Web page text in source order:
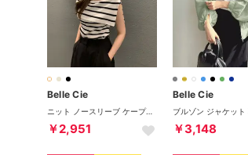
Belle Cie
ニット ノースリーブ ケープカラー トップス きれいめ 上品 春秋 レディース 韓国ファッション セレモニー イベント オフィス オフショル 可愛い （ボーダー）
￥2,951
Belle Cie
￥3,148